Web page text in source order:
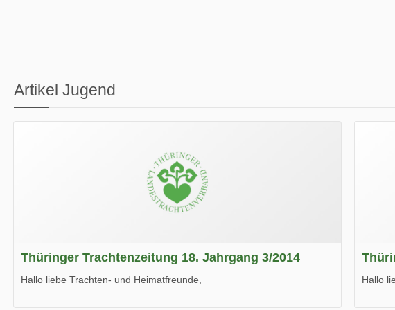
Artikel Jugend
Thüringer Trachtenzeitung 18. Jahrgang 3/2014
Hallo liebe Trachten- und Heimatfreunde, Hallo